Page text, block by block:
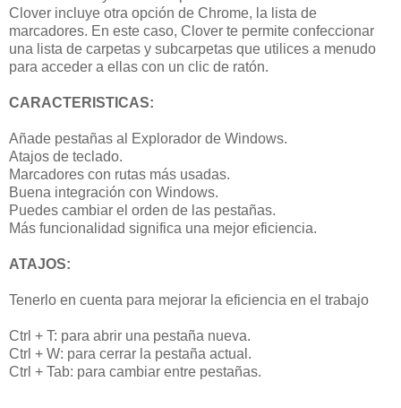
Clover incluye otra opción de Chrome, la lista de
marcadores. En este caso, Clover te permite confeccionar
una lista de carpetas y subcarpetas que utilices a menudo
para acceder a ellas con un clic de ratón.
CARACTERISTICAS:
Añade pestañas al Explorador de Windows.
Atajos de teclado.
Marcadores con rutas más usadas.
Buena integración con Windows.
Puedes cambiar el orden de las pestañas.
Más funcionalidad significa una mejor eficiencia.
ATAJOS:
Tenerlo en cuenta para mejorar la eficiencia en el trabajo
Ctrl + T: para abrir una pestaña nueva.
Ctrl + W: para cerrar la pestaña actual.
Ctrl + Tab: para cambiar entre pestañas.